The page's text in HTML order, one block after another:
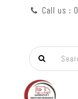
Call us :